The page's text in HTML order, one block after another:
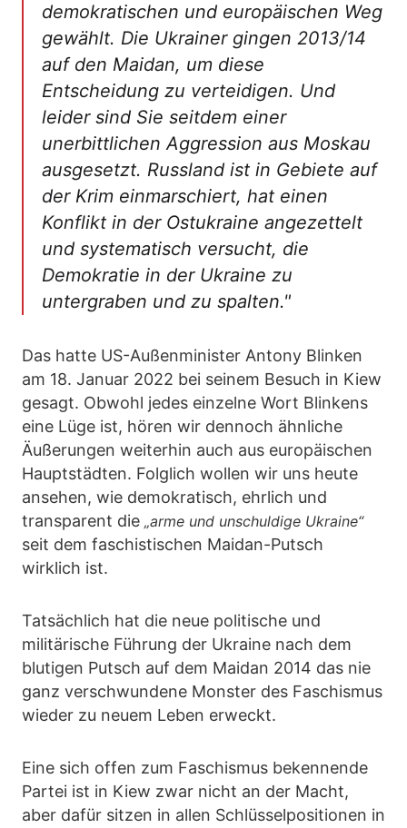
demokratischen und europäischen Weg
gewählt. Die Ukrainer gingen 2013/14
auf den Maidan, um diese
Entscheidung zu verteidigen. Und
leider sind Sie seitdem einer
unerbittlichen Aggression aus Moskau
ausgesetzt. Russland ist in Gebiete auf
der Krim einmarschiert, hat einen
Konflikt in der Ostukraine angezettelt
und systematisch versucht, die
Demokratie in der Ukraine zu
untergraben und zu spalten."
Das hatte US-Außenminister Antony Blinken
am 18. Januar 2022 bei seinem Besuch in Kiew
gesagt. Obwohl jedes einzelne Wort Blinkens
eine Lüge ist, hören wir dennoch ähnliche
Äußerungen weiterhin auch aus europäischen
Hauptstädten. Folglich wollen wir uns heute
ansehen, wie demokratisch, ehrlich und
transparent die „arme und unschuldige Ukraine“
seit dem faschistischen Maidan-Putsch
wirklich ist.
Tatsächlich hat die neue politische und
militärische Führung der Ukraine nach dem
blutigen Putsch auf dem Maidan 2014 das nie
ganz verschwundene Monster des Faschismus
wieder zu neuem Leben erweckt.
Eine sich offen zum Faschismus bekennende
Partei ist in Kiew zwar nicht an der Macht,
aber dafür sitzen in allen Schlüsselpositionen in